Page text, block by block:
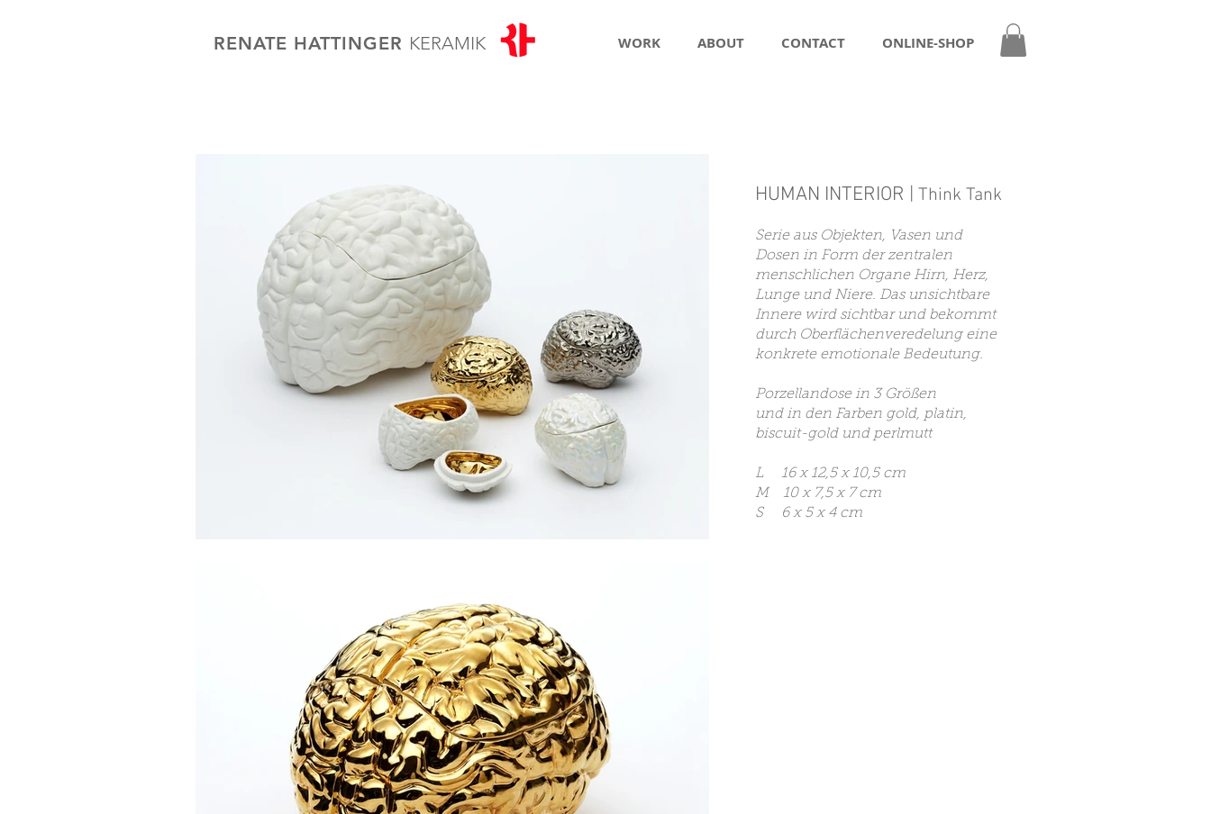
RENATE HATTINGER KERAMIK WORK ABOUT CONTACT ONLINE-SHOP
HUMAN INTERIOR | Think Tank
Serie aus Objekten, Vasen und
Dosen in Form der zentralen
menschlichen Organe Hirn, Herz,
Lunge und Niere. Das unsichtbare
Innere wird sichtbar und bekommt
durch Oberflächenveredelung eine
konkrete emotionale Bedeutung.
Porzellandose in 3 Größen
und in den Farben gold, platin,
biscuit-gold und perlmutt
L 16 x 12,5 x 10,5 cm
M 10 x 7,5 x 7 cm
S 6 x 5 x 4 cm